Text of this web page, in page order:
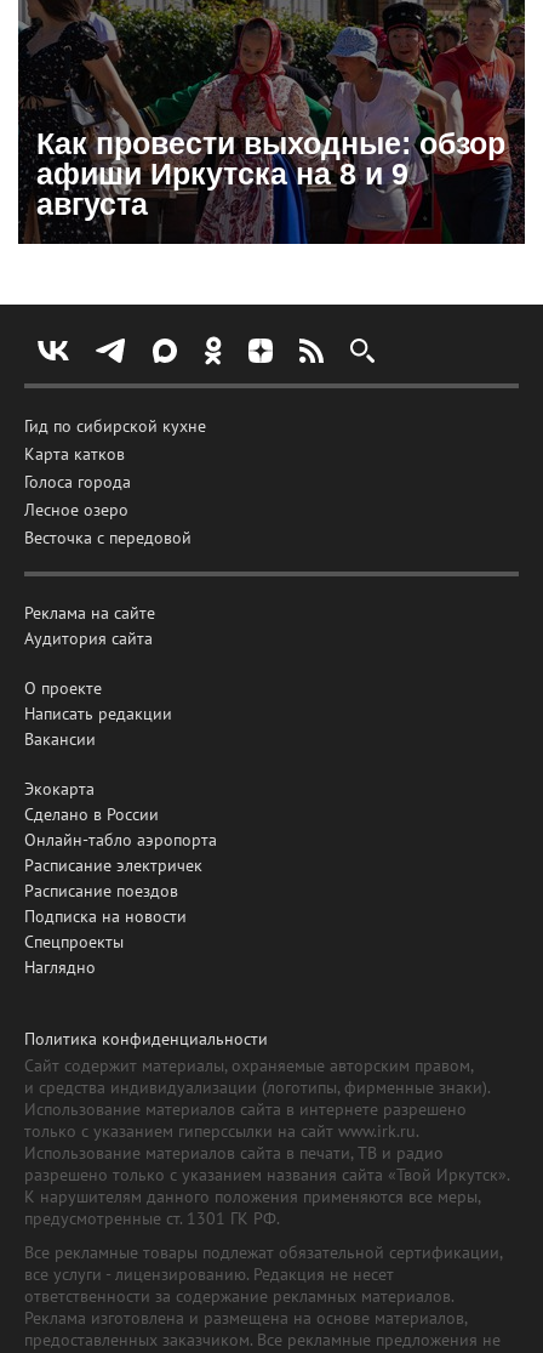
Как провести выходные: обзор
афиши Иркутска на 8 и 9
августа
Гид по сибирской кухне
Карта катков
Голоса города
Лесное озеро
Весточка с передовой
Реклама на сайте
Аудитория сайта
О проекте
Написать редакции
Вакансии
Экокарта
Сделано в России
Онлайн-табло аэропорта
Расписание электричек
Расписание поездов
Подписка на новости
Спецпроекты
Наглядно
Политика конфиденциальности
Сайт содержит материалы, охраняемые авторским правом,
и средства индивидуализации (логотипы, фирменные знаки).
Использование материалов сайта в интернете разрешено
только с указанием гиперссылки на сайт www.irk.ru.
Использование материалов сайта в печати, ТВ и радио
разрешено только с указанием названия сайта «Твой Иркутск».
К нарушителям данного положения применяются все меры,
предусмотренные ст. 1301 ГК РФ.
Все рекламные товары подлежат обязательной сертификации,
все услуги - лицензированию. Редакция не несет
ответственности за содержание рекламных материалов.
Реклама изготовлена и размещена на основе материалов,
предоставленных заказчиком. Все рекламные предложения не